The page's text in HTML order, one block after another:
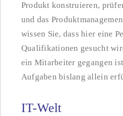
Produkt konstruieren,
und das
wissen Sie, dass hier eine
Qualifikationen gesucht
ein Mitarbeiter gegangen
Aufgaben bislang allein
IT-Welt